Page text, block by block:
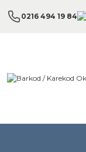
0216 494 19 84